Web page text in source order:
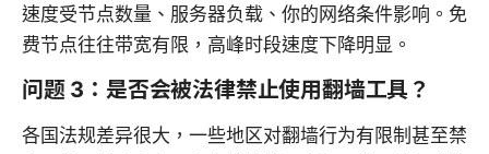
速度受节点数量、服务器负载、你的网络条件影响。免
费节点往往带宽有限，高峰时段速度下降明显。
问题 3：是否会被法律禁止使用翻墙工具？
各国法规差异很大，一些地区对翻墙行为有限制甚至禁